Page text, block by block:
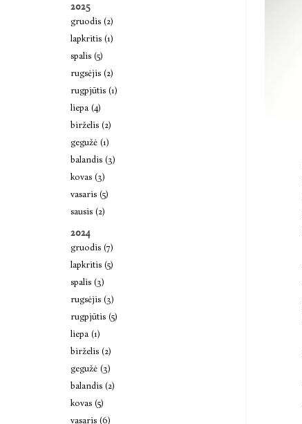
2025
gruodis (2)
lapkritis (1)
spalis (5)
rugsėjis (2)
rugpjūtis (1)
liepa (4)
birželis (2)
gegužė (1)
balandis (3)
kovas (3)
vasaris (5)
sausis (2)
2024
gruodis (7)
lapkritis (5)
spalis (3)
rugsėjis (3)
rugpjūtis (5)
liepa (1)
birželis (2)
gegužė (3)
balandis (2)
kovas (5)
vasaris (6)